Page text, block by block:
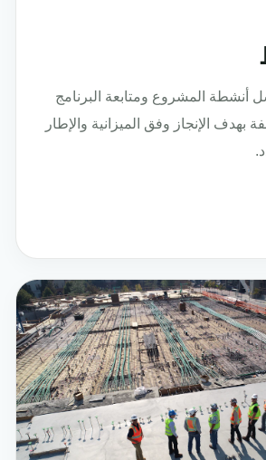
أنشطة المشروع ومتابعة البرنامج
بهدف الإنجاز وفق الميزانية والإطار